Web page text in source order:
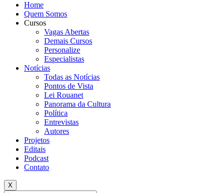
Home
Quem Somos
Cursos
Vagas Abertas
Demais Cursos
Personalize
Especialistas
Notícias
Todas as Notícias
Pontos de Vista
Lei Rouanet
Panorama da Cultura
Política
Entrevistas
Autores
Projetos
Editais
Podcast
Contato
X